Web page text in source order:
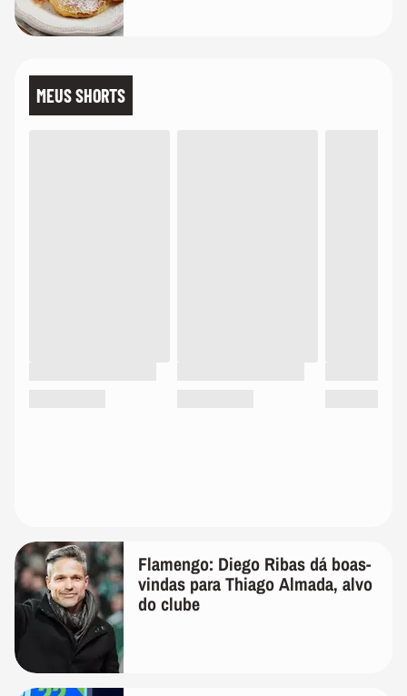
MEUS SHORTS
Flamengo: Diego Ribas dá boas-
vindas para Thiago Almada, alvo
do clube